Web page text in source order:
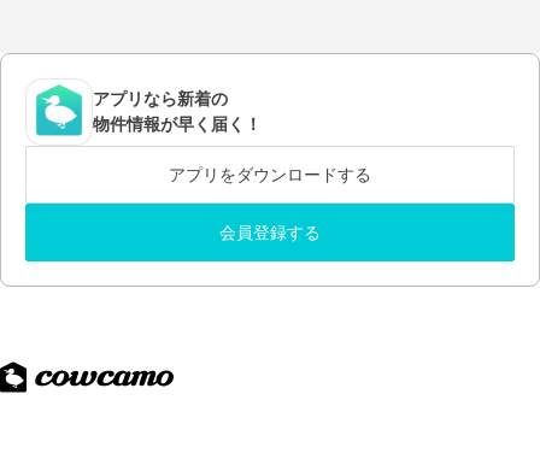
アプリなら新着の
物件情報が早く届く！
アプリをダウンロードする
会員登録する